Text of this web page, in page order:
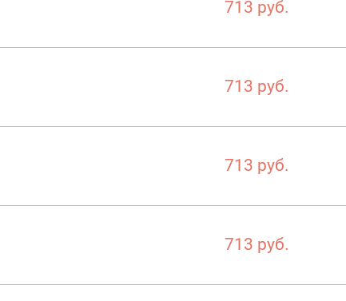
713 руб.
713 руб.
713 руб.
713 руб.